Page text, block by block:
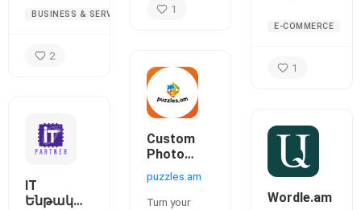
BUSINESS & SERVICES
2
IT
Ենթակառուցվածքային
1
Custom
Photo
Puzzles in
Armenia |
puzzles.am
puzzles.am
Turn your
E-COMMERCE
1
Wordle.am